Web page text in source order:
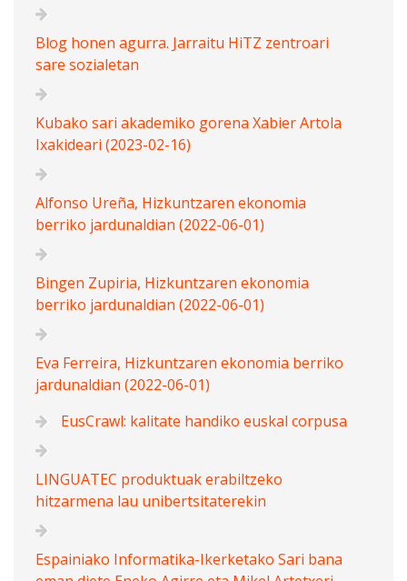
Blog honen agurra. Jarraitu HiTZ zentroari
sare sozialetan
Kubako sari akademiko gorena Xabier Artola
Ixakideari (2023-02-16)
Alfonso Ureña, Hizkuntzaren ekonomia
berriko jardunaldian (2022-06-01)
Bingen Zupiria, Hizkuntzaren ekonomia
berriko jardunaldian (2022-06-01)
Eva Ferreira, Hizkuntzaren ekonomia berriko
jardunaldian (2022-06-01)
EusCrawl: kalitate handiko euskal corpusa
LINGUATEC produktuak erabiltzeko
hitzarmena lau unibertsitaterekin
Espainiako Informatika-Ikerketako Sari bana